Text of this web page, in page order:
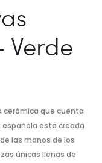
Verde
cerámica que cuenta
está creada
las manos de los
únicas llenas de